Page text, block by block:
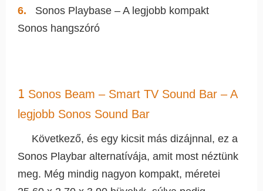
Sonos Playbase – A legjobb kompakt
Sonos hangszóró
1 Sonos Beam – Smart TV Sound Bar – A
legjobb Sonos Sound Bar
Következő, és egy kicsit más dizájnnal, ez a
Sonos Playbar alternatívája, amit most néztünk
meg. Még mindig nagyon kompakt, méretei